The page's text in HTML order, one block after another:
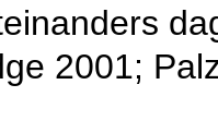
2001;